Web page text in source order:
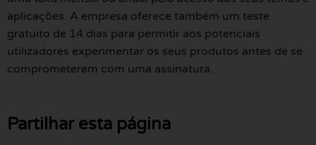
aplicações. A empresa oferece também um teste
gratuito de 14 dias para permitir aos potenciais
utilizadores experimentar os seus produtos antes de se
comprometerem com uma assinatura.
Partilhar esta página